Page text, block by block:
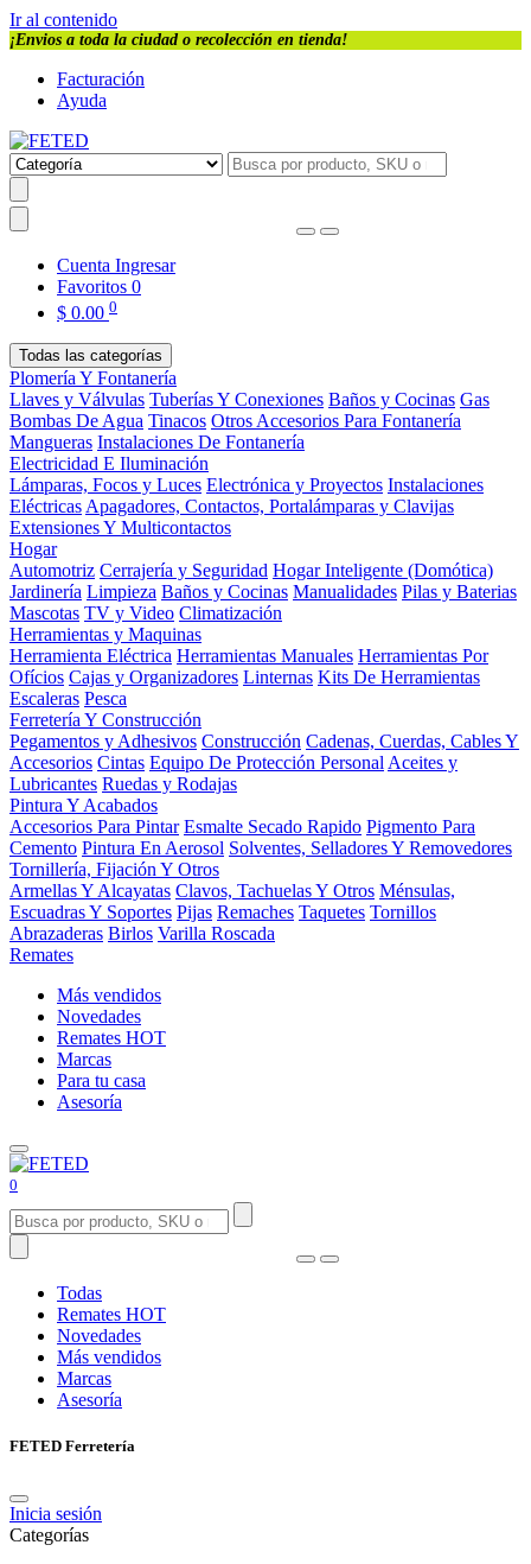
Ir al contenido
¡Envios a toda la ciudad o recolección en tienda!
Facturación
Ayuda
Cuenta Ingresar
Favoritos 0
$ 0.00 0
Todas las categorías
Plomería Y Fontanería
Llaves y Válvulas Tuberías Y Conexiones Baños y Cocinas Gas
Bombas De Agua Tinacos Otros Accesorios Para Fontanería
Mangueras Instalaciones De Fontanería
Electricidad E Iluminación
Lámparas, Focos y Luces Electrónica y Proyectos Instalaciones
Eléctricas Apagadores, Contactos, Portalámparas y Clavijas
Extensiones Y Multicontactos
Hogar
Automotriz Cerrajería y Seguridad Hogar Inteligente (Domótica)
Jardinería Limpieza Baños y Cocinas Manualidades Pilas y Baterias
Mascotas TV y Video Climatización
Herramientas y Maquinas
Herramienta Eléctrica Herramientas Manuales Herramientas Por
Ofícios Cajas y Organizadores Linternas Kits De Herramientas
Escaleras Pesca
Ferretería Y Construcción
Pegamentos y Adhesivos Construcción Cadenas, Cuerdas, Cables Y
Accesorios Cintas Equipo De Protección Personal Aceites y
Lubricantes Ruedas y Rodajas
Pintura Y Acabados
Accesorios Para Pintar Esmalte Secado Rapido Pigmento Para
Cemento Pintura En Aerosol Solventes, Selladores Y Removedores
Tornillería, Fijación Y Otros
Armellas Y Alcayatas Clavos, Tachuelas Y Otros Ménsulas,
Escuadras Y Soportes Pijas Remaches Taquetes Tornillos
Abrazaderas Birlos Varilla Roscada
Remates
Más vendidos
Novedades
Remates HOT
Marcas
Para tu casa
Asesoría
0
Todas
Remates HOT
Novedades
Más vendidos
Marcas
Asesoría
FETED Ferretería
Inicia sesión
Categorías